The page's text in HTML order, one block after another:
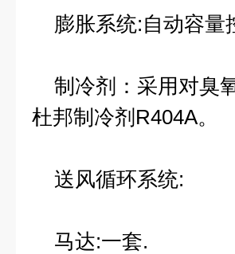
膨胀系统:自动容量
制冷剂：采用对臭
杜邦制冷剂R404A。
送风循环系统:
马达:一套.